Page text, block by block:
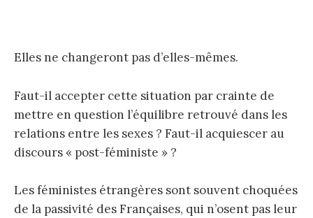
Elles ne changeront pas d’elles-mêmes.
Faut-il accepter cette situation par crainte de
mettre en question l’équilibre retrouvé dans les
relations entre les sexes ? Faut-il acquiescer au
discours « post-féministe » ?
Les féministes étrangères sont souvent choquées
de la passivité des Françaises, qui n’osent pas leur